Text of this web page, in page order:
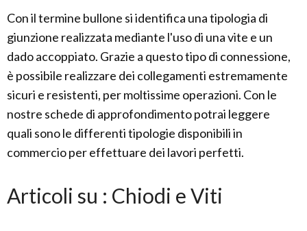
Con il termine bullone si identifica una tipologia di
giunzione realizzata mediante l'uso di una vite e un
dado accoppiato. Grazie a questo tipo di connessione,
è possibile realizzare dei collegamenti estremamente
sicuri e resistenti, per moltissime operazioni. Con le
nostre schede di approfondimento potrai leggere
quali sono le differenti tipologie disponibili in
commercio per effettuare dei lavori perfetti.
Articoli su : Chiodi e Viti